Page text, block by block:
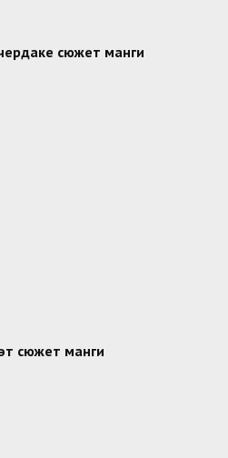
сюжет манги
сюжет манги